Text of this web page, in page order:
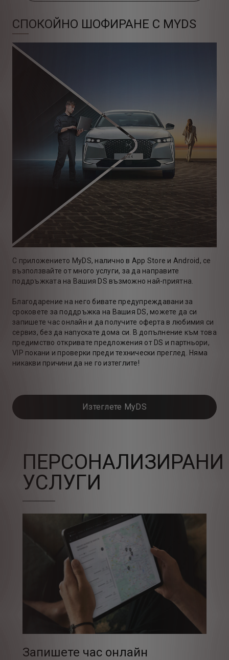
СПОКОЙНО ШОФИРАНЕ С MYDS
С приложението MyDS, налично в App Store и Android, се
възползвайте от много услуги, за да направите
поддръжката на Вашия DS възможно най-приятна.
Благодарение на него бивате предупреждавани за
сроковете за поддръжка на Вашия DS, можете да си
запишете час онлайн и да получите оферта в любимия си
сервиз, без да напускате дома си. В допълнение към това
предимство откривате предложения от DS и партньори,
VIP покани и проверки преди технически преглед. Няма
никакви причини да не го изтеглите!
Изтеглете MyDS
ПЕРСОНАЛИЗИРАНИ
УСЛУГИ
Запишете час онлайн